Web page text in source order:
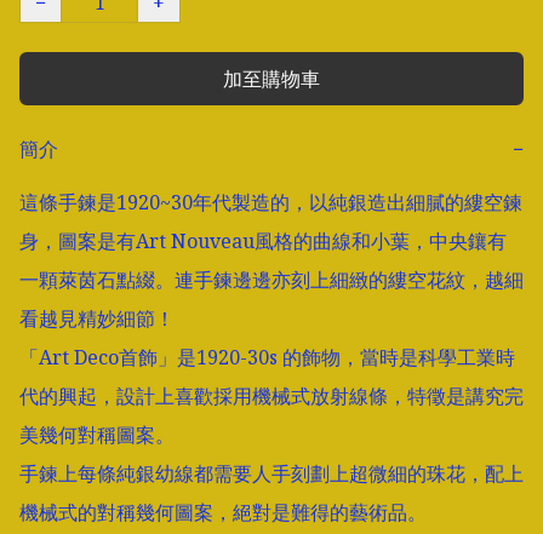
加至購物車
簡介
−
這條手鍊是1920~30年代製造的，以純銀造出細膩的縷空鍊
身，圖案是有Art Nouveau風格的曲線和小葉，中央鑲有
一顆萊茵石點綴。連手鍊邊邊亦刻上細緻的縷空花紋，越細
看越見精妙細節！
「Art Deco首飾」是1920-30s 的飾物，當時是科學工業時
代的興起，設計上喜歡採用機械式放射線條，特徵是講究完
美幾何對稱圖案。
手鍊上每條純銀幼線都需要人手刻劃上超微細的珠花，配上
機械式的對稱幾何圖案，絕對是難得的藝術品。